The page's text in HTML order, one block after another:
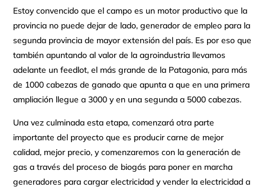
Estoy convencido que el campo es un motor productivo que la
provincia no puede dejar de lado, generador de empleo para la
segunda provincia de mayor extensión del país. Es por eso que
también apuntando al valor de la agroindustria llevamos
adelante un feedlot, el más grande de la Patagonia, para más
de 1000 cabezas de ganado que apunta a que en una primera
ampliación llegue a 3000 y en una segunda a 5000 cabezas.
Una vez culminada esta etapa, comenzará otra parte
importante del proyecto que es producir carne de mejor
calidad, mejor precio, y comenzaremos con la generación de
gas a través del proceso de biogás para poner en marcha
generadores para cargar electricidad y vender la electricidad a